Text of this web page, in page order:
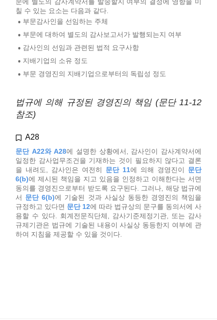
문에 별도의 감사계약서를 발송할지 여부의 결정에 영향을 미
칠 수 있는 요소는 다음과 같다.
• 부문감사인을 선임하는 주체
• 부문에 대하여 별도의 감사보고서가 발행되는지 여부
• 감사인의 선임과 관련된 법적 요구사항
• 지배기업의 소유 정도
• 부문 경영진의 지배기업으로부터의 독립성 정도
법규에 의해 규정된 경영진의 책임 (문단 11-12
참조)
A28
문단 A22와 A28에 설명한 상황에서, 감사인이 감사계약서에
일정한 감사업무조건을 기재하는 것이 필요하지 않다고 결론
을 내려도, 감사인은 여전히 문단 11에 의해 경영진이 문단
6(b)에 제시된 책임을 지고 있음을 인정하고 이해한다는 서면
동의를 경영진으로부터 받도록 요구된다. 그러나, 해당 법규에
서 문단 6(b)에 기술된 것과 사실상 동등한 경영진의 책임을
규정하고 있다면 문단 12에 따라 법규상의 문구를 동의서에 사
용할 수 있다. 회계전문직단체, 감사기준제정기관, 또는 감사
규제기관은 법규에 기술된 내용이 사실상 동등한지 여부에 관
하여 지침을 제공할 수 있을 것이다.